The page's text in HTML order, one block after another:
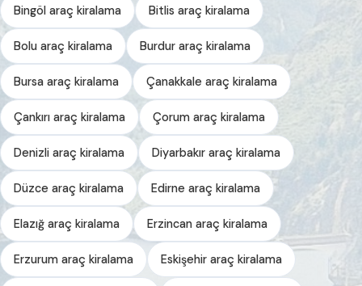
Bingöl araç kiralama Bitlis araç kiralama
Bolu araç kiralama Burdur araç kiralama
Bursa araç kiralama Çanakkale araç kiralama
Çankırı araç kiralama Çorum araç kiralama
Denizli araç kiralama Diyarbakır araç kiralama
Düzce araç kiralama Edirne araç kiralama
Elazığ araç kiralama Erzincan araç kiralama
Erzurum araç kiralama Eskişehir araç kiralama